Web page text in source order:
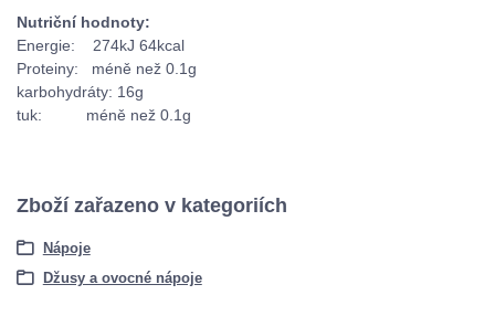
Nutriční hodnoty:
Energie: 274kJ 64kcal
Proteiny: méně než 0.1g
karbohydráty: 16g
tuk: méně než 0.1g
Zboží zařazeno v kategoriích
Nápoje
Džusy a ovocné nápoje